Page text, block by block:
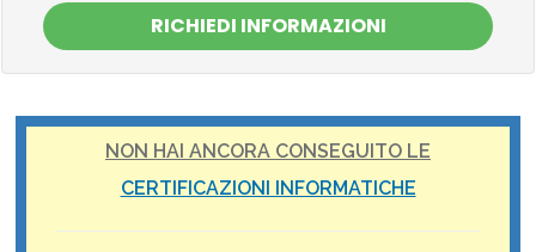
RICHIEDI INFORMAZIONI
NON HAI ANCORA CONSEGUITO LE
CERTIFICAZIONI INFORMATICHE